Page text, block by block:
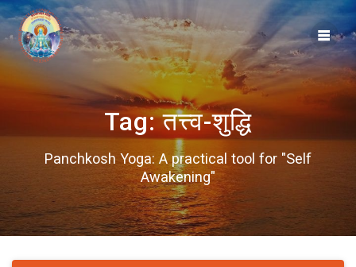
to
content
Tag:तत्त्व-शुद्धि
Panchkosh Yoga: A practical tool for "Self
Awakening"